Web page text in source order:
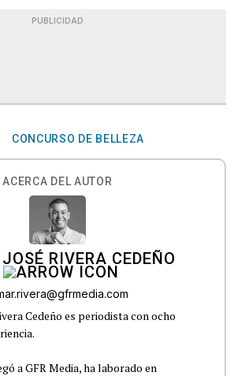
PUBLICIDAD
CONCURSO DE BELLEZA
ACERCA DEL AUTOR
RIVERA CEDEÑO
Cedeño es periodista con ocho
a GFR Media, ha laborado en